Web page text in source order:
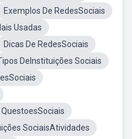
Exemplos De RedesSociais
Usadas
Dicas De RedesSociais
DeInstituições Sociais
QuestoesSociais
SociaisAtividades